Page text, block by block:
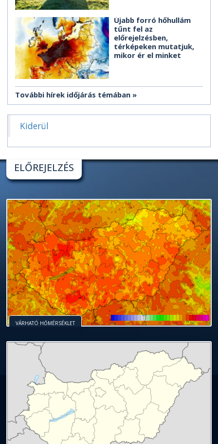
Újabb forró hőhullám
tűnt fel az
előrejelzésben,
térképeken mutatjuk,
mikor ér el minket
További hírek időjárás témában
Kiderül
ELŐREJELZÉS
VÁRHATÓ HŐMÉRSÉKLET